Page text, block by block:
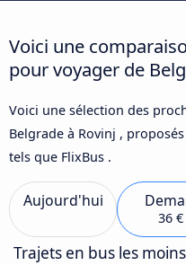
Voici une
pour voyager de
Voici une sélection des
Belgrade à Rovinj ,
tels que FlixBus .
Aujourd'hui
36 €
Trajets en bus les